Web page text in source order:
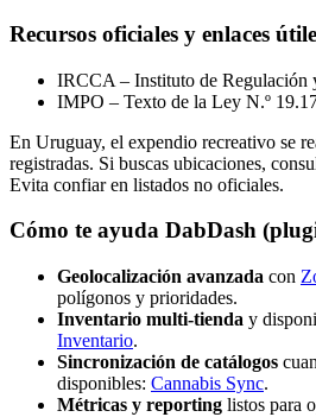
Recursos oficiales y enlaces
IRCCA – Instituto de Regulación
IMPO – Texto de la Ley N.º
En Uruguay, el expendio recreativo se
registradas. Si buscas ubicaciones,
Evita confiar en listados no oficiales.
Cómo te ayuda DabDash
Geolocalización avanzada con
polígonos y prioridades.
Inventario multi-tienda y
Inventario.
Sincronización de catálogos
disponibles: Cannabis Sync.
Métricas y reporting listos para